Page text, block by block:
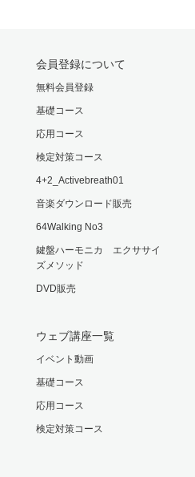
会員登録について
無料会員登録
基礎コース
応用コース
検定対策コース
4+2_Activebreath01
音楽ダウンロード販売
64Walking No3
鍵盤ハーモニカ エクササイ
ズメソッド
DVD販売
ウェブ講座一覧
イベント動画
基礎コース
応用コース
検定対策コース